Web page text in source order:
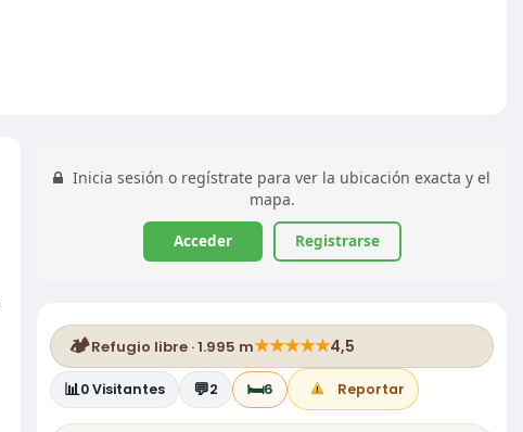
Inicia sesión o regístrate para ver la ubicación exacta y el
mapa.
Acceder Registrarse
🏕️Refugio libre · 1.995 m★★★★★4,5
📊0Visitantes 💬2 🛏️6 Reportar